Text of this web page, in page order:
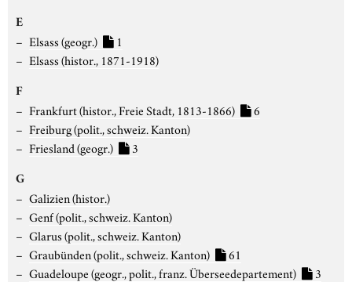
E
Elsass (geogr.)
1
Elsass (histor., 1871-1918)
F
Frankfurt (histor., Freie Stadt, 1813-1866)
6
Freiburg (polit., schweiz. Kanton)
Friesland (geogr.)
3
G
Galizien (histor.)
Genf (polit., schweiz. Kanton)
Glarus (polit., schweiz. Kanton)
Graubünden (polit., schweiz. Kanton)
61
Guadeloupe (geogr., polit., franz. Überseedepartement)
3